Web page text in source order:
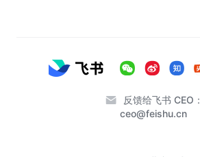
反馈给飞书 CEO：
ceo@feishu.cn